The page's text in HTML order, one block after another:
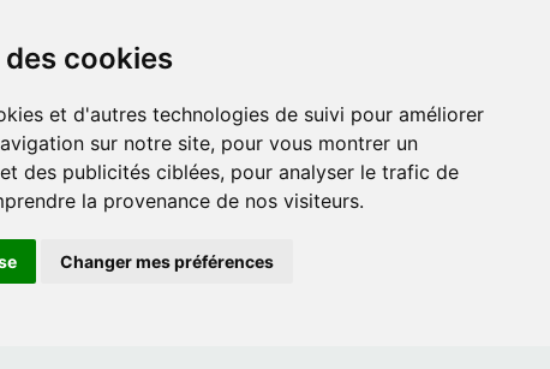
cookies
et d'autres technologies de suivi pour améliorer
sur notre site, pour vous montrer un
des publicités ciblées, pour analyser le trafic de
la provenance de nos visiteurs.
Changer mes préférences